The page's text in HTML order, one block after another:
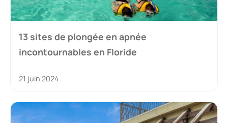
13 sites de plongée en apnée
incontournables en Floride
21 juin 2024